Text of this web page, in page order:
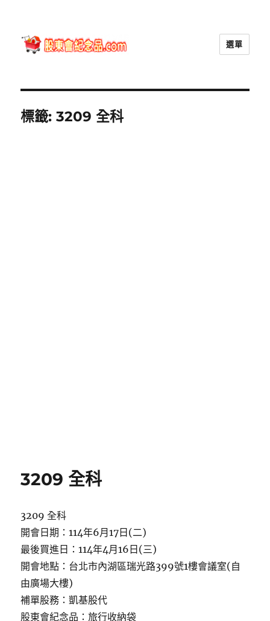
選單
標籤:3209 全科
3209 全科
3209 全科
開會日期：114年6月17日(二)
最後買進日：114年4月16日(三)
開會地點：台北市內湖區瑞光路399號1樓會議室(自
由廣場大樓)
補單股務：凱基股代
股東會紀念品：旅行收納袋